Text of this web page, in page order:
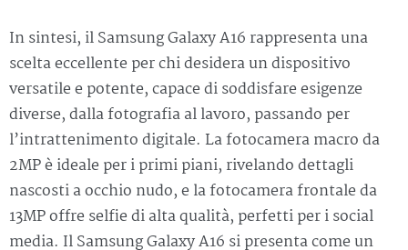
In sintesi, il Samsung Galaxy A16 rappresenta una
scelta eccellente per chi desidera un dispositivo
versatile e potente, capace di soddisfare esigenze
diverse, dalla fotografia al lavoro, passando per
l’intrattenimento digitale. La fotocamera macro da
2MP è ideale per i primi piani, rivelando dettagli
nascosti a occhio nudo, e la fotocamera frontale da
13MP offre selfie di alta qualità, perfetti per i social
media. Il Samsung Galaxy A16 si presenta come un